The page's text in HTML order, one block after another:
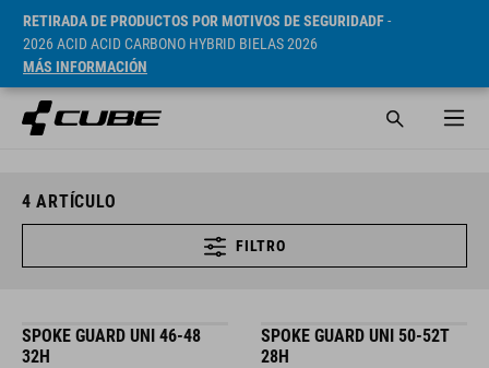
RETIRADA DE PRODUCTOS POR MOTIVOS DE SEGURIDADF-
2026 ACID ACID CARBONO HYBRID BIELAS 2026
MÁS INFORMACIÓN
4 ARTÍCULO
FILTRO
SPOKE GUARD UNI 46-48
32H
SPOKE GUARD UNI 50-52T
28H